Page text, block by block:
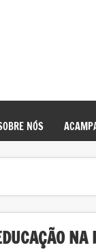
NÓS